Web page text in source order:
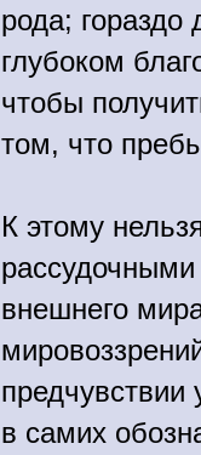
рода;
глубоком
чтобы
том, что
К этому
внешнего
предчувствии
в самих